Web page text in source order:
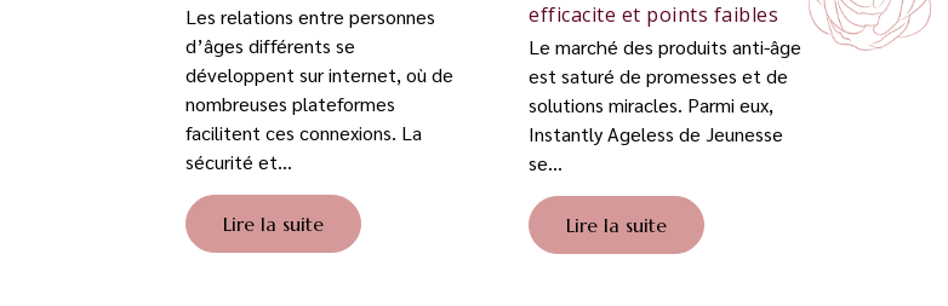
Les relations entre personnes
d’âges différents se
développent sur internet, où de
nombreuses plateformes
facilitent ces connexions. La
sécurité et...
Lire la suite
efficacite et points faibles
Le marché des produits anti-âge
est saturé de promesses et de
solutions miracles. Parmi eux,
Instantly Ageless de Jeunesse
se...
Lire la suite